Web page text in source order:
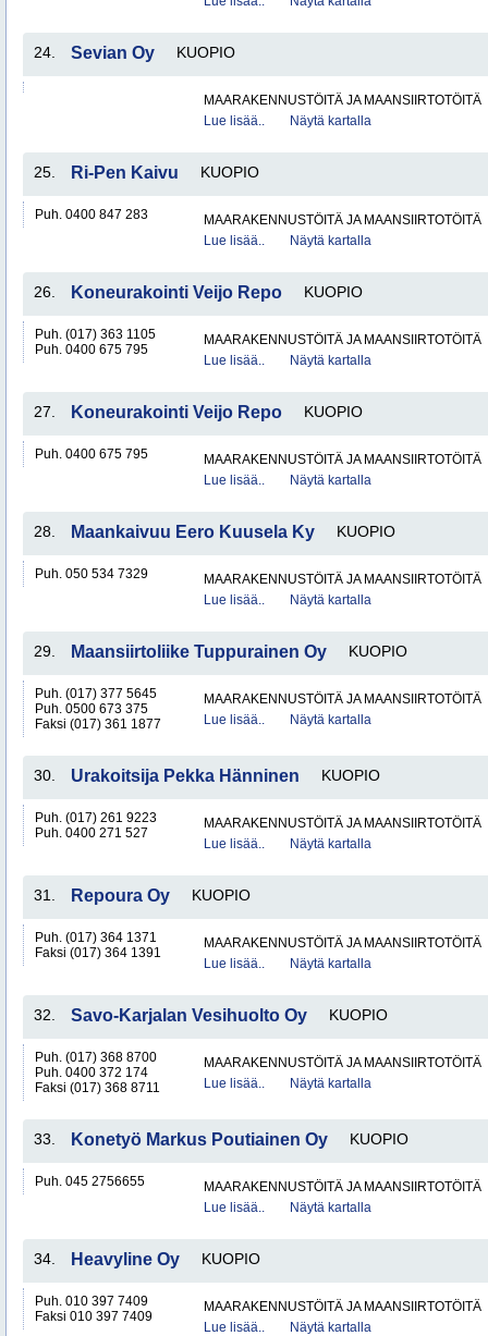
24. Sevian Oy KUOPIO
MAARAKENNUSTÖITÄ JA MAANSIIRTOTÖITÄ
Lue lisää..
Näytä kartalla
25. Ri-Pen Kaivu KUOPIO
Puh. 0400 847 283
MAARAKENNUSTÖITÄ JA MAANSIIRTOTÖITÄ
Lue lisää..
Näytä kartalla
26. Koneurakointi Veijo Repo KUOPIO
Puh. (017) 363 1105
Puh. 0400 675 795
MAARAKENNUSTÖITÄ JA MAANSIIRTOTÖITÄ
Lue lisää..
Näytä kartalla
27. Koneurakointi Veijo Repo KUOPIO
Puh. 0400 675 795
MAARAKENNUSTÖITÄ JA MAANSIIRTOTÖITÄ
Lue lisää..
Näytä kartalla
28. Maankaivuu Eero Kuusela Ky KUOPIO
Puh. 050 534 7329
MAARAKENNUSTÖITÄ JA MAANSIIRTOTÖITÄ
Lue lisää..
Näytä kartalla
29. Maansiirtoliike Tuppurainen Oy KUOPIO
Puh. (017) 377 5645
Puh. 0500 673 375
Faksi (017) 361 1877
MAARAKENNUSTÖITÄ JA MAANSIIRTOTÖITÄ
Lue lisää..
Näytä kartalla
30. Urakoitsija Pekka Hänninen KUOPIO
Puh. (017) 261 9223
Puh. 0400 271 527
MAARAKENNUSTÖITÄ JA MAANSIIRTOTÖITÄ
Lue lisää..
Näytä kartalla
31. Repoura Oy KUOPIO
Puh. (017) 364 1371
Faksi (017) 364 1391
MAARAKENNUSTÖITÄ JA MAANSIIRTOTÖITÄ
Lue lisää..
Näytä kartalla
32. Savo-Karjalan Vesihuolto Oy KUOPIO
Puh. (017) 368 8700
Puh. 0400 372 174
Faksi (017) 368 8711
MAARAKENNUSTÖITÄ JA MAANSIIRTOTÖITÄ
Lue lisää..
Näytä kartalla
33. Konetyö Markus Poutiainen Oy KUOPIO
Puh. 045 2756655
MAARAKENNUSTÖITÄ JA MAANSIIRTOTÖITÄ
Lue lisää..
Näytä kartalla
34. Heavyline Oy KUOPIO
Puh. 010 397 7409
Faksi 010 397 7409
MAARAKENNUSTÖITÄ JA MAANSIIRTOTÖITÄ
Lue lisää..
Näytä kartalla